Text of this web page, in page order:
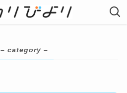
– category –